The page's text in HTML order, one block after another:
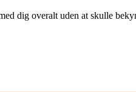
dig overalt uden at skulle